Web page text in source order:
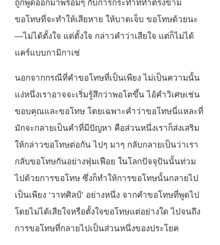
ถูกพูดออกมาพร้อมๆ กับการกระทำที่ทำตรงข้าม
ขอโทษที่จะทำให้เสียหาย ให้บาดเจ็บ ขอโทษด้วยนะ
—ไม่ได้ตั้งใจ แต่ตั้งใจ กล่าวคำว่าเสียใจ แต่ก็ไม่ได้
แคร์แบบกามิกาเซ่
นอกจากกรณีที่คำขอโทษที่เป็นเพียง ไม่เป็นความนั้น
แง่หนึ่งเราอาจจะเริ่มรู้สึกว่าพอโตขึ้น ไอ้คำวิเศษเช่น
ขอบคุณและขอโทษ โดยเฉพาะคำว่าขอโทษนี่แหละที่
มักจะกลายเป็นคำที่มีปัญหา คือส่วนหนึ่งเราก็ส่งเสริม
ให้กล่าวขอโทษต่อกัน ไปๆ มาๆ กลับกลายเป็นว่าเรา
กลับขอโทษกันอย่างฟุ่มเฟือย ในโลกปัจจุปันนั้นท่วม
ไปด้วยการขอโทษ ซึ่งก็ทำให้การขอโทษนั้นกลายไป
เป็นเพียง ‘วาทศิลป์’ อย่างหนึ่ง จากคำขอโทษที่พูดไป
โดยไม่ได้เสียใจหรือตั้งใจขอโทษแต่อย่างใด ไปจนถึง
การขอโทษที่กลายไปเป็นส่วนหนึ่งของประโยค